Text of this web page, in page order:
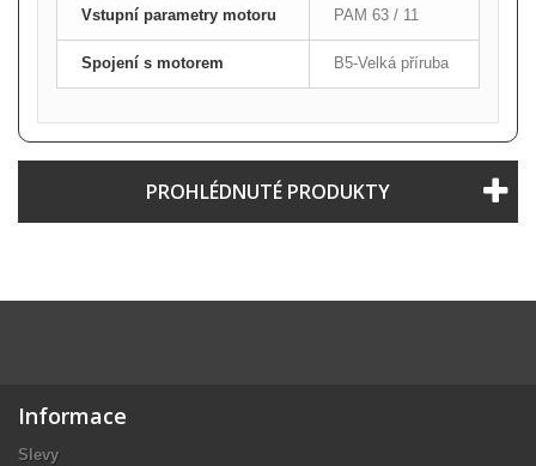
Vstupní parametry motoru PAM 63 / 11
Spojení s motorem B5-Velká příruba
PROHLÉDNUTÉ PRODUKTY
Informace
Slevy